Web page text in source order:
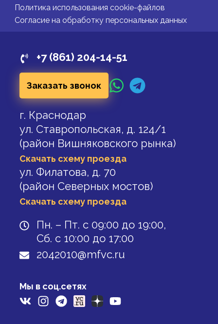
Политика использования cookie-файлов
Согласие на обработку персональных данных
+7 (861) 204-14-51
Заказать звонок
г. Краснодар
ул. Ставропольская, д. 124/1
(район Вишняковского рынка)
Скачать схему проезда
ул. Филатова, д. 70
(район Северных мостов)
Скачать схему проезда
Пн. – Пт. с 09:00 до 19:00,
Сб. с 10:00 до 17:00
2042010@mfvc.ru
Мы в соц.сетях